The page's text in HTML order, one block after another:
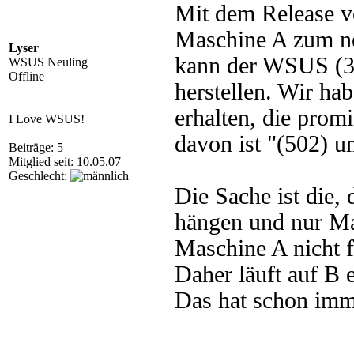
Lyser
WSUS Neuling
Offline
I Love WSUS!
Beiträge: 5
Mitglied seit: 10.05.07
Geschlecht:
Mit dem Release
Maschine A zum
kann der WSUS
herstellen. Wir
erhalten, die
davon ist "(502)
Die Sache ist die,
hängen und nur
Maschine A nicht
Daher läuft auf B
Das hat schon